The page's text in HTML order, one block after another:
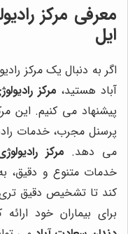
معرفی مرکز
ایل
اگر به دنبال یک مرکز
آباد هستید، مرکز
پیشنهاد می کنیم. این
پرسنل مجرب، خدمات
می دهد. مرکز
خدمات متنوع و دقیق،
کند تا تشخیص دقیق
برای بیماران خود